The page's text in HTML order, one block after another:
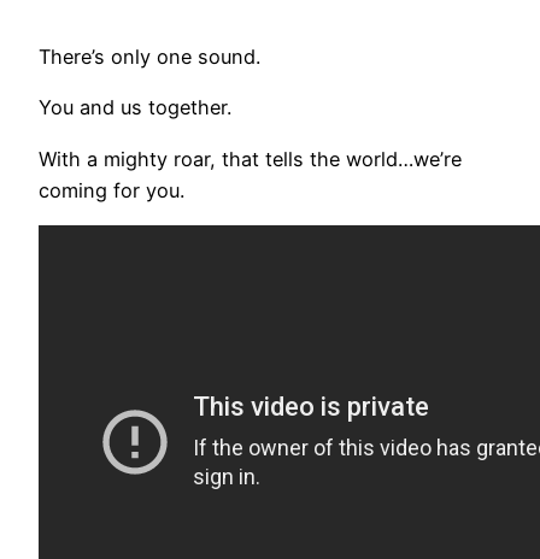
There’s only one sound.
You and us together.
With a mighty roar, that tells the world…we’re
coming for you.